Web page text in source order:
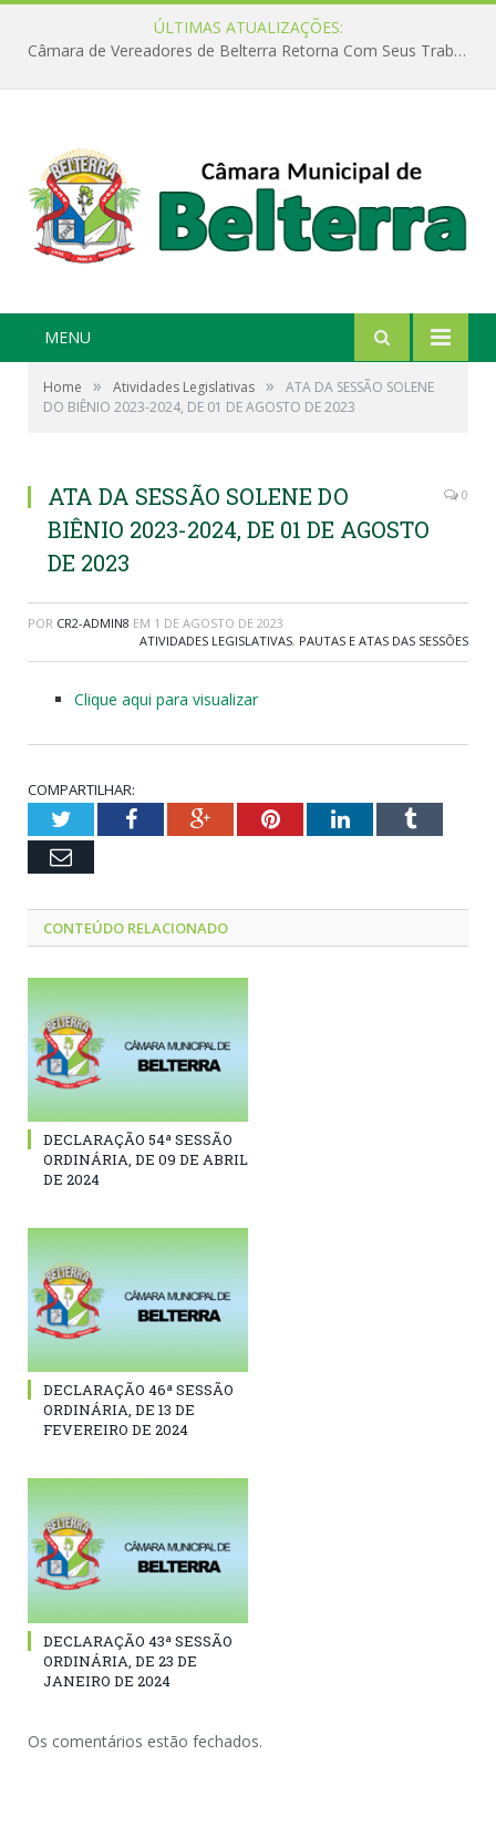
ÚLTIMAS ATUALIZAÇÕES:
Câmara de Vereadores de Belterra Retorna Com Seus Trabalhos Legislativos
MENU
Home » Atividades Legislativas »
ATA DA SESSÃO SOLENE
DO BIÊNIO 2023-2024, DE 01 DE AGOSTO DE 2023
ATA DA SESSÃO SOLENE DO
BIÊNIO 2023-2024, DE 01 DE AGOSTO
DE 2023
0
POR CR2-ADMIN8 EM 1 DE AGOSTO DE 2023
ATIVIDADES LEGISLATIVAS, PAUTAS E ATAS DAS SESSÕES
Clique aqui para visualizar
COMPARTILHAR:
TwitterFacebookGoogle+PinterestLinkedInTumblr
Email
CONTEÚDO RELACIONADO
DECLARAÇÃO 54ª SESSÃO
ORDINÁRIA, DE 09 DE ABRIL
DE 2024
DECLARAÇÃO 46ª SESSÃO
ORDINÁRIA, DE 13 DE
FEVEREIRO DE 2024
DECLARAÇÃO 43ª SESSÃO
ORDINÁRIA, DE 23 DE
JANEIRO DE 2024
Os comentários estão fechados.